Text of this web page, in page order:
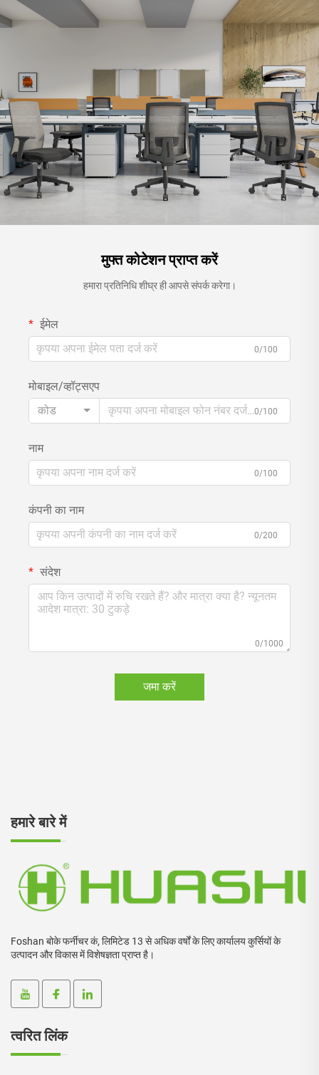
मुफ्त कोटेशन प्राप्त करें
हमारा प्रतिनिधि शीघ्र ही आपसे संपर्क करेगा।
ईमेल
0/100
मोबाइल/व्हॉट्सएप
कोड
0/100
नाम
0/100
कंपनी का नाम
0/200
संदेश
0/1000
जमा करें
हमारे बारे में
Foshan बोके फर्नीचर कं, लिमिटेड 13 से अधिक वर्षों के लिए कार्यालय कुर्सियों के
उत्पादन और विकास में विशेषज्ञता प्राप्त है।
त्वरित लिंक